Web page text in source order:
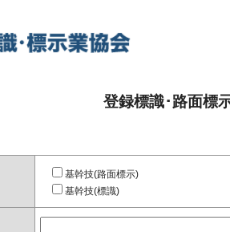
登録標識･路面標
基幹技(路面標示)
基幹技(標識)